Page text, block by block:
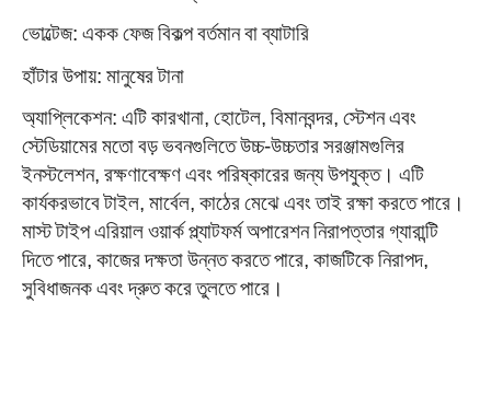
ভোল্টেজ: একক ফেজ বিকল্প বর্তমান বা ব্যাটারি
হাঁটার উপায়: মানুষের টানা
অ্যাপ্লিকেশন: এটি কারখানা, হোটেল, বিমানবন্দর, স্টেশন এবং
স্টেডিয়ামের মতো বড় ভবনগুলিতে উচ্চ-উচ্চতার সরঞ্জামগুলির
ইনস্টলেশন, রক্ষণাবেক্ষণ এবং পরিষ্কারের জন্য উপযুক্ত। এটি
কার্যকরভাবে টাইল, মার্বেল, কাঠের মেঝে এবং তাই রক্ষা করতে পারে।
মাস্ট টাইপ এরিয়াল ওয়ার্ক প্ল্যাটফর্ম অপারেশন নিরাপত্তার গ্যারান্টি
দিতে পারে, কাজের দক্ষতা উন্নত করতে পারে, কাজটিকে নিরাপদ,
সুবিধাজনক এবং দ্রুত করে তুলতে পারে।